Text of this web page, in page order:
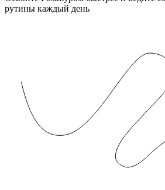
рутины каждый день